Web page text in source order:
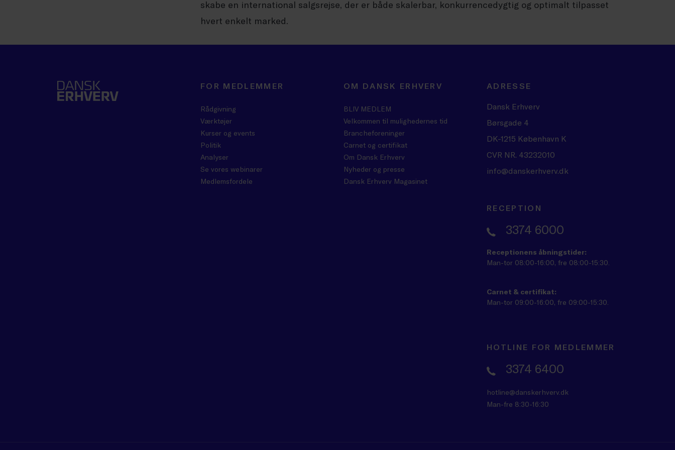
skabe en international salgsrejse, der er både skalerbar, konkurrencedygtig og optimalt tilpasset
hvert enkelt marked.
FOR MEDLEMMER
Rådgivning
Værktøjer
Kurser og events
Politik
Analyser
Se vores webinarer
Medlemsfordele
OM DANSK ERHVERV
BLIV MEDLEM
Velkommen til mulighedernes tid
Brancheforeninger
Carnet og certifikat
Om Dansk Erhverv
Nyheder og presse
Dansk Erhverv Magasinet
ADRESSE
Dansk Erhverv
Børsgade 4
DK-1215 København K
CVR NR. 43232010
info@danskerhverv.dk
RECEPTION
3374 6000
Receptionens åbningstider:
Man-tor 08:00-16:00, fre 08:00-15:30.
Carnet & certifikat:
Man-tor 09:00-16:00, fre 09:00-15:30.
HOTLINE FOR MEDLEMMER
3374 6400
hotline@danskerhverv.dk
Man-fre 8:30-16:30